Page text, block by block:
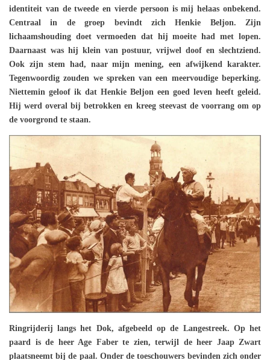
identiteit van de tweede en vierde persoon is mij helaas onbekend.
Centraal in de groep bevindt zich Henkie Beljon. Zijn
lichaamshouding doet vermoeden dat hij moeite had met lopen.
Daarnaast was hij klein van postuur, vrijwel doof en slechtziend.
Ook zijn stem had, naar mijn mening, een afwijkend karakter.
Tegenwoordig zouden we spreken van een meervoudige beperking.
Niettemin geloof ik dat Henkie Beljon een goed leven heeft geleid.
Hij werd overal bij betrokken en kreeg steevast de voorrang om op
de voorgrond te staan.
Ringrijderij langs het Dok, afgebeeld op de Langestreek. Op het
paard is de heer Age Faber te zien, terwijl de heer Jaap Zwart
plaatsneemt bij de paal. Onder de toeschouwers bevinden zich onder